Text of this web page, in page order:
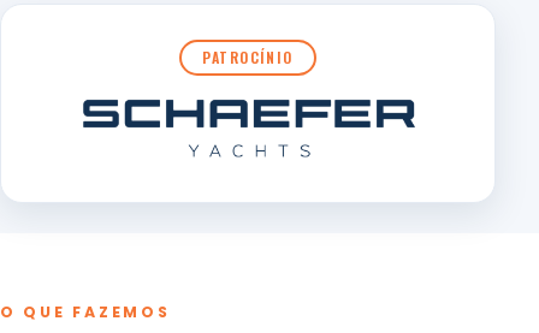
PATROCÍNIO
O QUE FAZEMOS